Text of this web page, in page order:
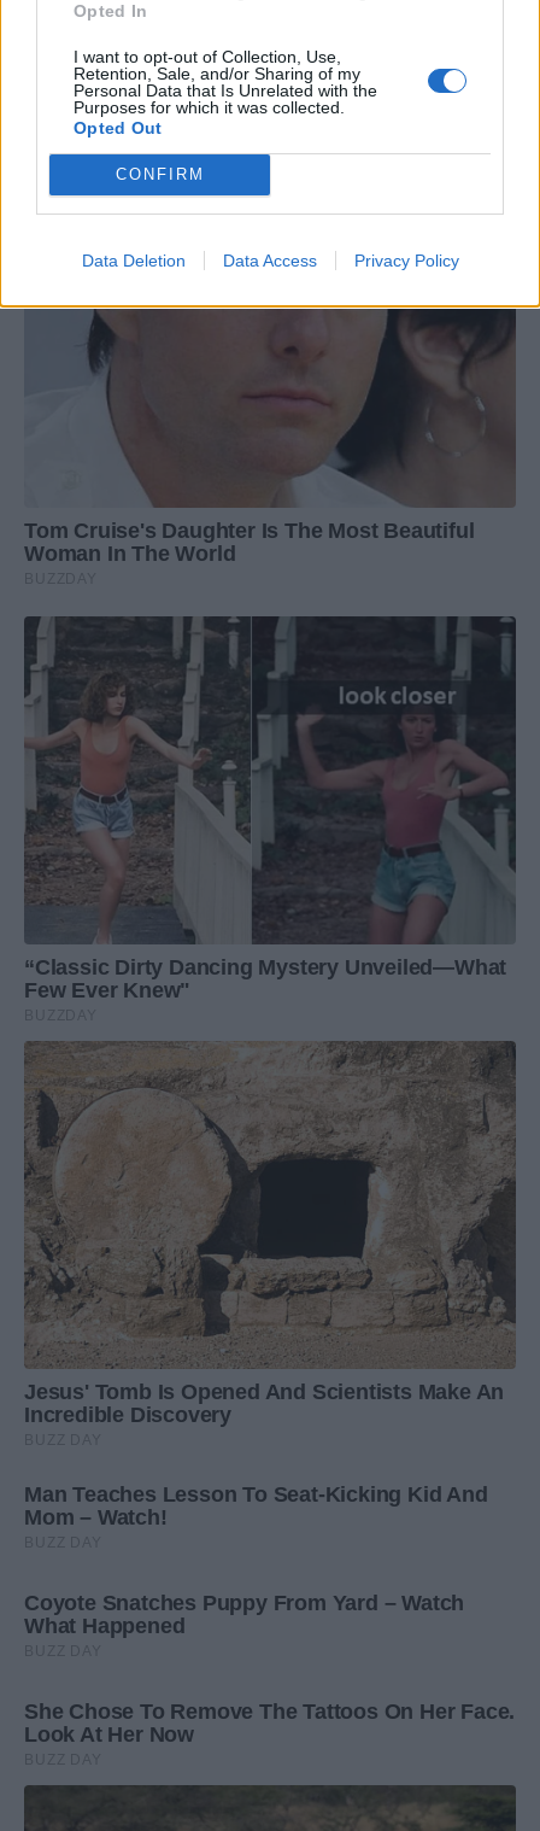
Opted In
I want to opt-out of Collection, Use,
Retention, Sale, and/or Sharing of my
Personal Data that Is Unrelated with the
Purposes for which it was collected.
Opted Out
CONFIRM
Data Deletion Data Access Privacy Policy